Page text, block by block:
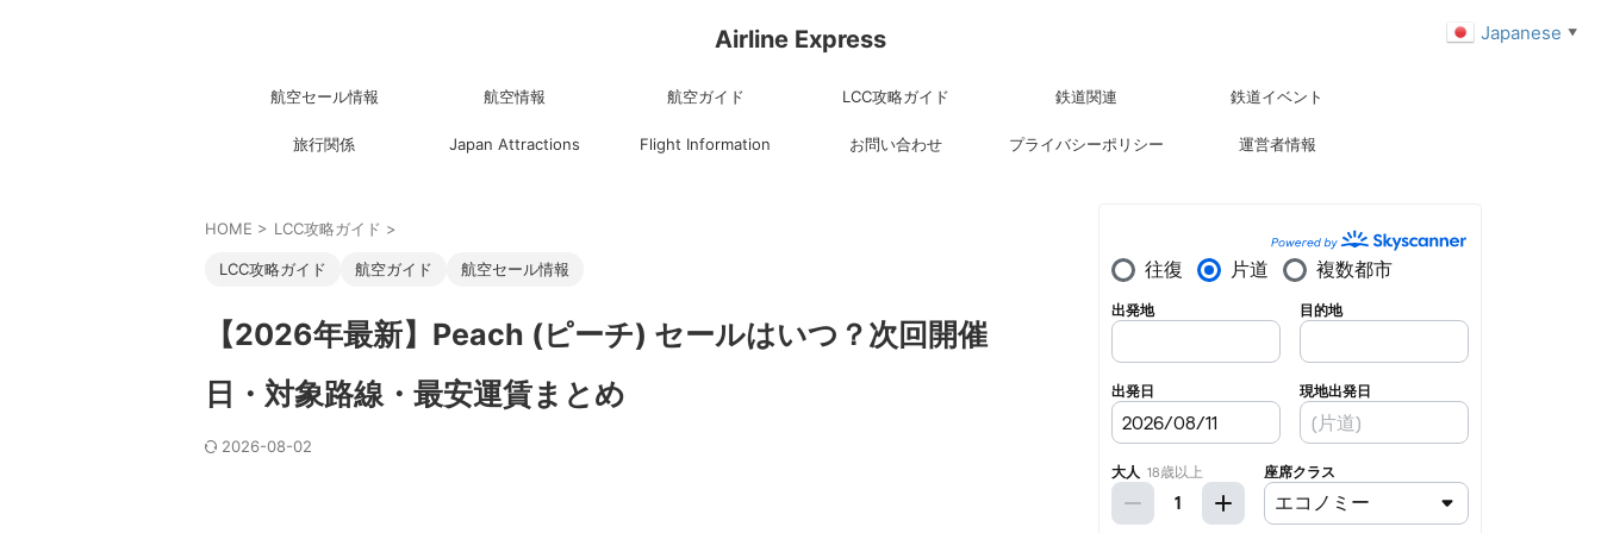
Airline Express
航空セール情報 航空情報 航空ガイド LCC攻略ガイド 鉄道関連 鉄道イベント
旅行関係 Japan Attractions Flight Information お問い合わせ プライバシーポリシー 運営者情報
HOME > LCC攻略ガイド >
LCC攻略ガイド 航空ガイド 航空セール情報
【2026年最新】Peach (ピーチ) セールはいつ？次回開催
日・対象路線・最安運賃まとめ
2026-08-02
Japanese ▼